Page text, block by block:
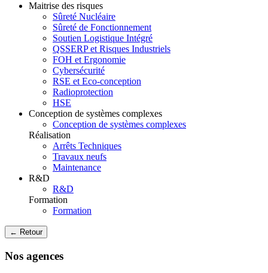
Maitrise des risques
Sûreté Nucléaire
Sûreté de Fonctionnement
Soutien Logistique Intégré
QSSERP et Risques Industriels
FOH et Ergonomie
Cybersécurité
RSE et Eco-conception
Radioprotection
HSE
Conception de systèmes complexes
Conception de systèmes complexes
Réalisation
Arrêts Techniques
Travaux neufs
Maintenance
R&D
R&D
Formation
Formation
← Retour
Nos agences